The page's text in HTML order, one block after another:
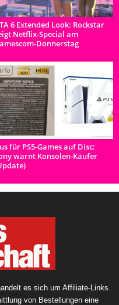
6 Extended Look: Rockstar
Netflix-Special am
Donnerstag
für PS5-Games auf Disc:
warnt Konsolen-Käufer
es sich um Affiliate-Links.
von Bestellungen eine